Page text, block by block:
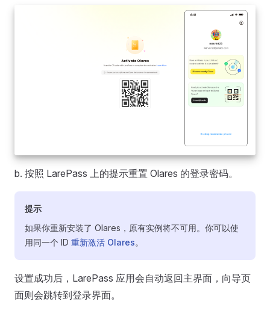
b. 按照 LarePass 上的提示重置 Olares 的登录密码。
提示
如果你重新安装了 Olares，原有实例将不可用。你可以使
用同一个 ID 重新激活 Olares。
设置成功后，LarePass 应用会自动返回主界面，向导页
面则会跳转到登录界面。